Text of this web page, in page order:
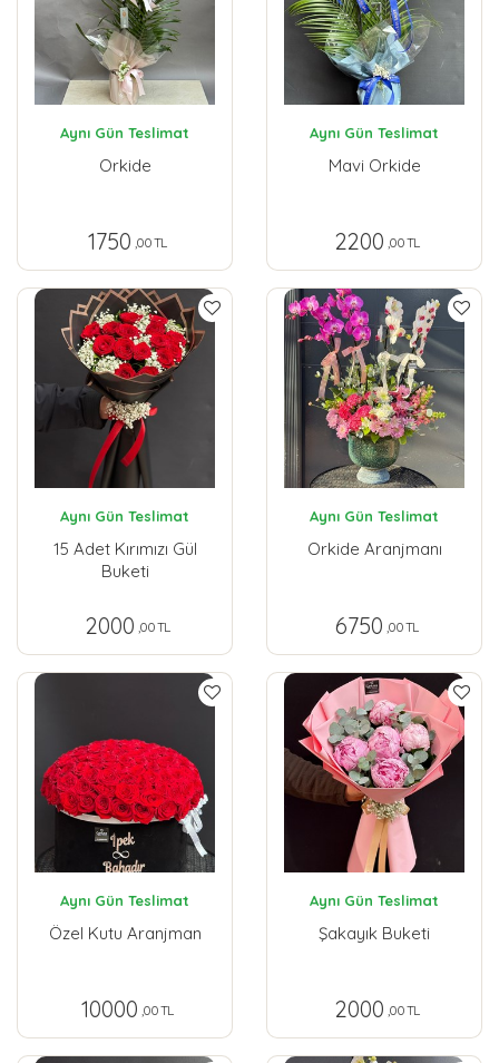
Aynı Gün Teslimat
Orkide
1750 ,00 TL
Aynı Gün Teslimat
Mavi Orkide
2200 ,00 TL
Aynı Gün Teslimat
15 Adet Kırımızı Gül
Buketi
2000 ,00 TL
Aynı Gün Teslimat
Orkide Aranjmanı
6750 ,00 TL
Aynı Gün Teslimat
Özel Kutu Aranjman
10000 ,00 TL
Aynı Gün Teslimat
Şakayık Buketi
2000 ,00 TL